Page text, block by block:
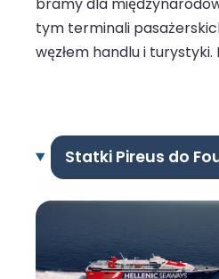
tym terminali
węzłem handlu i
Statki Pireus do